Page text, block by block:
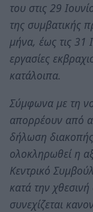
του στις 29
της συμβατικής
μήνα, έως τις 31
εργασίες
κατάλοιπα.
Σύμφωνα με τη
απορρέουν από
δήλωση
ολοκληρωθεί η
Κεντρικό
κατά την
συνεχίζεται